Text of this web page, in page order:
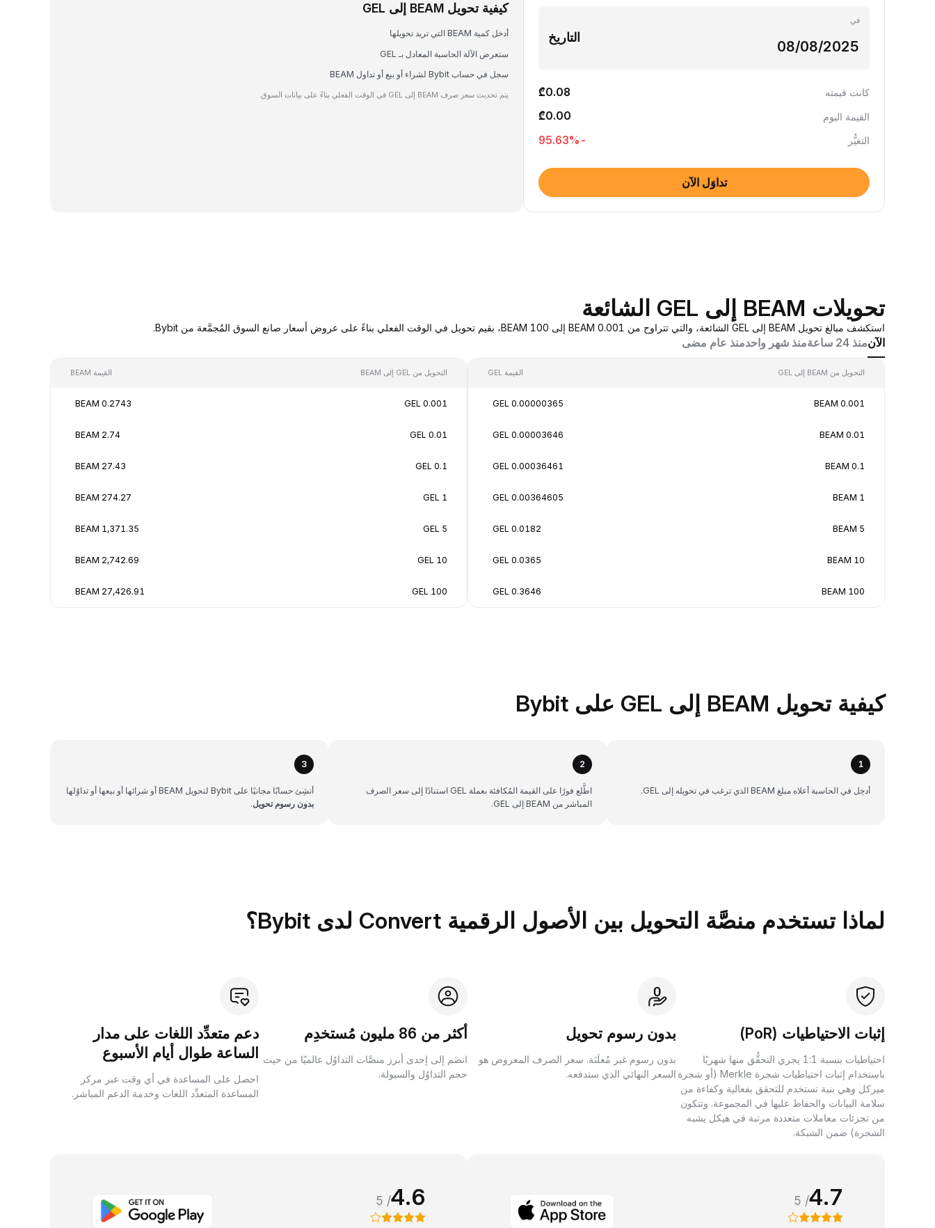
في
التاريخ
كانت قيمته ₾0.08
القيمة اليوم ₾0.00
التغيُّر -95.63
%
تداوَل الآن
كيفية تحويل BEAM إلى GEL
أدخل كمية BEAM التي تريد تحويلها
ستعرض الآلة الحاسبة المعادل بـ GEL
سجل في حساب Bybit لشراء أو بيع أو تداول BEAM
يتم تحديث سعر صرف BEAM إلى GEL في الوقت الفعلي بناءً على بيانات السوق.
تحويلات BEAM إلى GEL الشائعة
استكشف مبالغ تحويل BEAM إلى GEL الشائعة، والتي تتراوح من 0.001 BEAM إلى 100 BEAM، بقيم تحويل في الوقت الفعلي بناءً على عروض أسعار صانع السوق المُجمَّعة من Bybit.
الآنمنذ 24 ساعة منذ شهر واحدمنذ عام مضى
التحويل من BEAM إلى GEL القيمة GEL
0.001 BEAM
0.00000365 GEL
0.01 BEAM
0.00003646 GEL
0.1 BEAM
0.00036461 GEL
1 BEAM
0.00364605 GEL
5 BEAM
0.0182 GEL
10 BEAM
0.0365 GEL
100 BEAM
0.3646 GEL
التحويل من GEL إلى BEAM القيمة BEAM
0.001 GEL
0.2743 BEAM
0.01 GEL
2.74 BEAM
0.1 GEL
27.43 BEAM
1 GEL
274.27 BEAM
5 GEL
1,371.35 BEAM
10 GEL
2,742.69 BEAM
100 GEL
27,426.91 BEAM
كيفية تحويل BEAM إلى GEL على Bybit
1
أدخِل في الحاسبة أعلاه مبلغ BEAM الذي ترغب في تحويله إلى GEL.
2
اطَّلع فورًا على القيمة المُكافئة بعملة GEL استنادًا إلى سعر الصرف
المباشر من BEAM إلى GEL.
3
أنشِئ حسابًا مجانيًا على Bybit لتحويل BEAM أو شرائها أو بيعها أو تداوُلها
بدون رسوم تحويل.
لماذا تستخدم منصَّة التحويل بين الأصول الرقمية Convert لدى Bybit؟
إثبات الاحتياطيات (PoR)
احتياطيات بنسبة 1:1 يجري التحقُّق منها شهريًا
باستخدام إثبات احتياطيات شجرة Merkle (أو شجرة
ميركل وهي بنية تستخدم للتحقق بفعالية وكفاءة من
سلامة البيانات والحفاظ عليها في المجموعة. وتتكون
من تجزئات معاملات متعددة مرتبة في هيكل يشبه
الشجرة) ضمن الشبكة.
بدون رسوم تحويل
بدون رسوم غير مُعلَنَة. سعر الصرف المعروض هو
السعر النهائي الذي ستدفعه.
أكثر من 86 مليون مُستخدِم
انضَم إلى إحدى أبرز منصَّات التداوُل عالميًا من حيث
حجم التداوُل والسيولة.
دعم متعدِّد اللغات على مدار
الساعة طوال أيام الأسبوع
احصل على المساعدة في أي وقت عبر مركز
المساعدة المتعدِّد اللغات وخدمة الدعم المباشر.
4.7
/ 5
4.6
/ 5